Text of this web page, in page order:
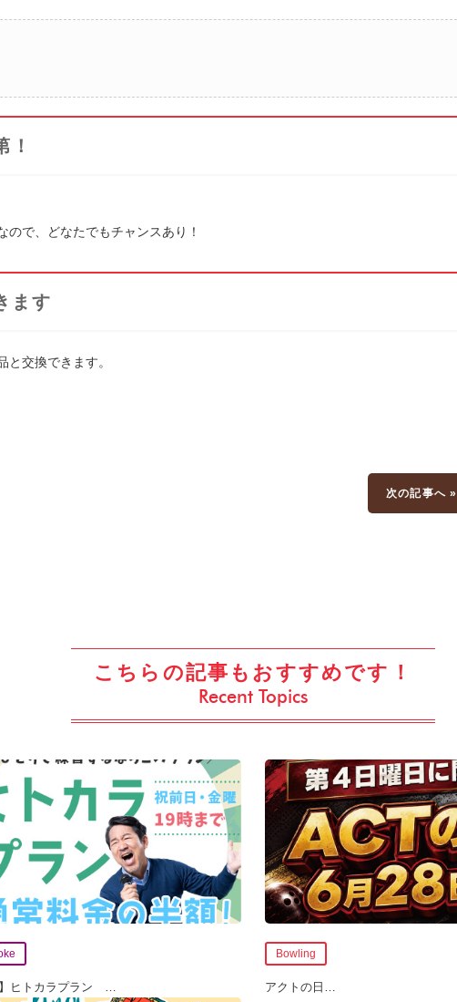
で、どなたでもチャンスあり！
ます
交換できます。
次の記事へ »
こちらの記事もおすすめです！
Recent Topics
】ヒトカラプラン …
Bowling
アクトの日 …